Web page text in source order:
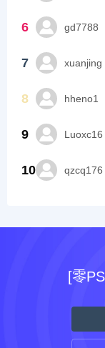
6 gd7788
7 xuanjing
8 hheno1
9 Luoxc16
10 qzcq176
[零